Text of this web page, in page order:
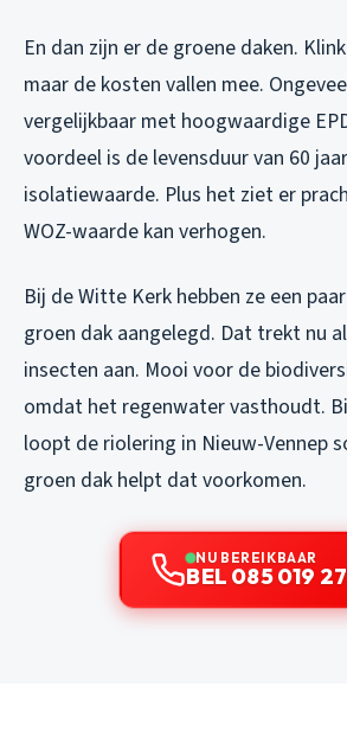
En dan zijn er de groene daken.
maar de kosten vallen mee.
vergelijkbaar met hoogwaardige
voordeel is de levensduur van 60
isolatiewaarde. Plus het ziet er
WOZ-waarde kan verhogen.
Bij de Witte Kerk hebben ze een
groen dak aangelegd. Dat trekt nu
insecten aan. Mooi voor de
omdat het regenwater vasthoudt.
loopt de riolering in Nieuw-Vennep
groen dak helpt dat voorkomen.
NU BEREIKBAAR
BEL 085 019